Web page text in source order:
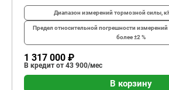
Диапазон измерений тормозной силы,
Предел относительной погрешности
более ±2 %
1 317 000 ₽
В кредит от 43 900/мес
В корзину